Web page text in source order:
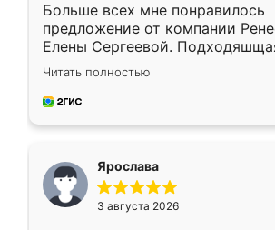
Больше всех мне понравилось
предложение от компании
Елены Сергеевой.
короткие сроки изготовления.
для замера сотрудник Владислав
предложил по моему эскизу
Читать полностью
Ярослава
3 августа 2026